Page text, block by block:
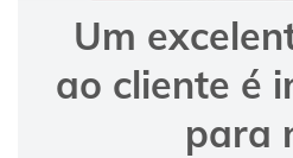
Um
ao cliente é
para